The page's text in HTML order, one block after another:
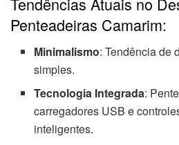
Penteadeiras Camarim:
Minimalismo: Tendência de
simples.
Tecnologia Integrada:
carregadores USB e
inteligentes.